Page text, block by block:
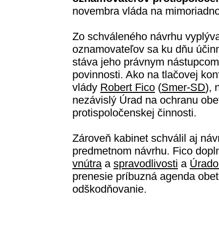
novembra vláda na
Zo schváleného návrhu
oznamovateľov sa ku dňu
stáva jeho právnym
povinnosti. Ako na tlačovej
vlády Robert Fico (Smer-SD),
nezávislý Úrad na ochranu
protispoločenskej činnosti.
Zároveň kabinet schválil aj
predmetnom návrhu. Fico
vnútraa spravodlivosti a
prenesie príbuzná agenda
odškodňovanie.